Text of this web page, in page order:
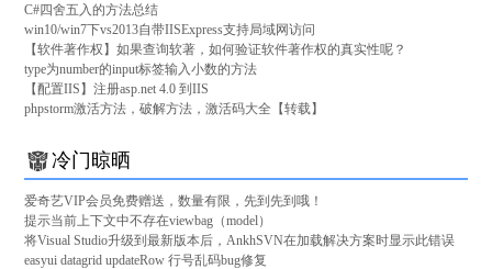
C#四舍五入的方法总结
win10/win7下vs2013自带IISExpress支持局域网访问
【软件著作权】如果查询软著，如何验证软件著作权的真实性呢？
type为number的input标签输入小数的方法
【配置IIS】注册asp.net 4.0 到IIS
phpstorm激活方法，破解方法，激活码大全【转载】
冷门晾晒
爱奇艺VIP会员免费赠送，数量有限，先到先到哦！
提示当前上下文中不存在viewbag（model）
将Visual Studio升级到最新版本后，AnkhSVN在加载解决方案时显示此错误
easyui datagrid updateRow 行号乱码bug修复